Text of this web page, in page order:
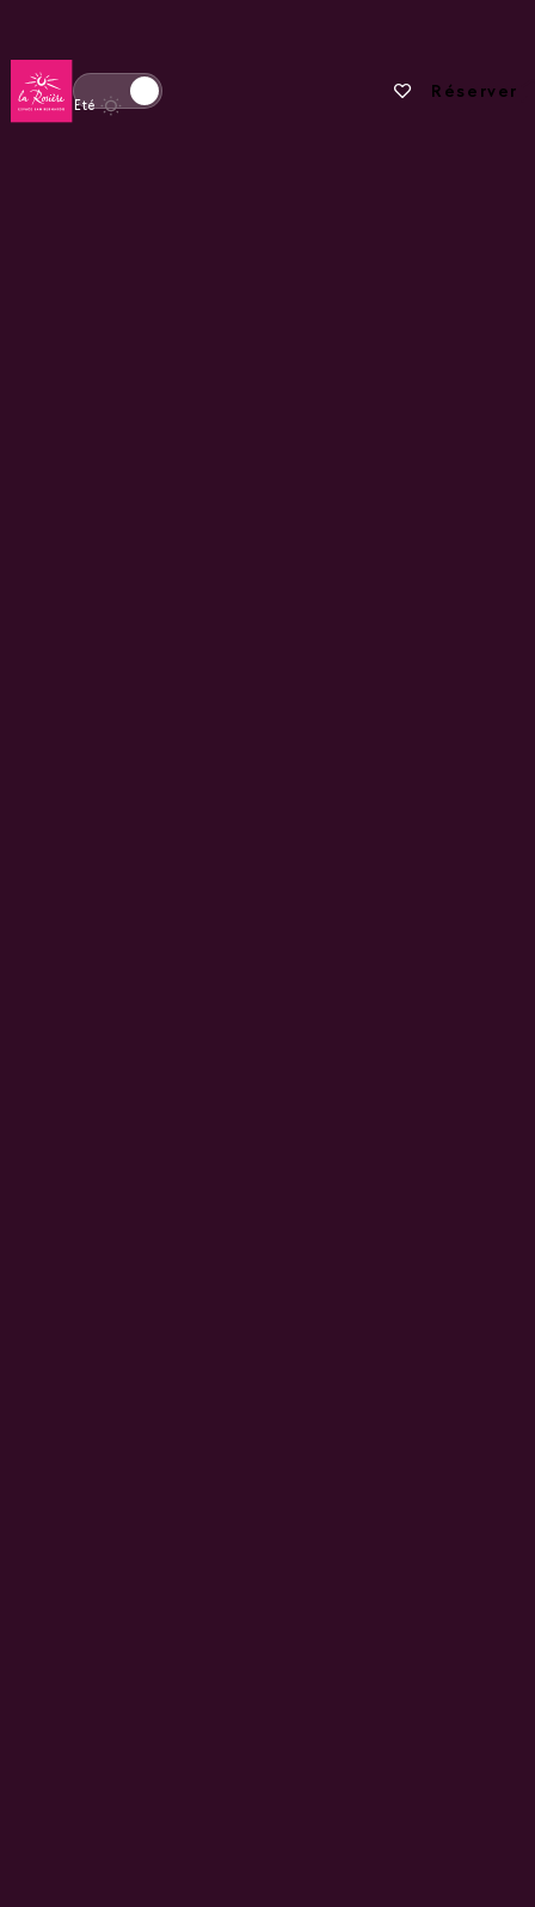
Retour à la page d'accueil
Basculer l'affichage en mode hiver
Eté
Vos favoris
Réserver